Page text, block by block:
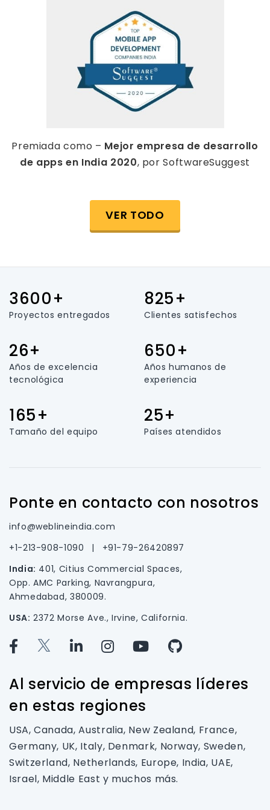
Premiada como – Mejor empresa de desarrollo
de apps en India 2020, por SoftwareSuggest
VER TODO
3600+
Proyectos entregados
825+
Clientes satisfechos
26+
Años de excelencia
tecnológica
650+
Años humanos de
experiencia
165+
Tamaño del equipo
25+
Países atendidos
Ponte en contacto con nosotros
info@weblineindia.com
+1-213-908-1090
|
+91-79-26420897
India: 401, Citius Commercial Spaces,
Opp. AMC Parking, Navrangpura,
Ahmedabad, 380009.
USA: 2372 Morse Ave., Irvine, California.
Al servicio de empresas líderes
en estas regiones
USA, Canada, Australia, New Zealand, France,
Germany, UK, Italy, Denmark, Norway, Sweden,
Switzerland, Netherlands, Europe, India, UAE,
Israel, Middle East y muchos más.